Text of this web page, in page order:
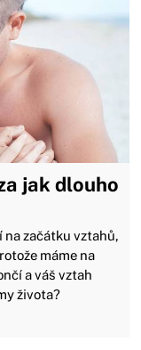
jak dlouho
na začátku vztahů,
máme na
a váš vztah
života?